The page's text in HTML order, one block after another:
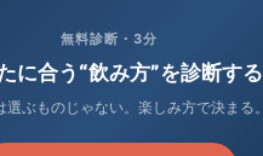
無料診断・3分
に合う“飲み方”を診断する
選ぶものじゃない。楽しみ方で決まる。